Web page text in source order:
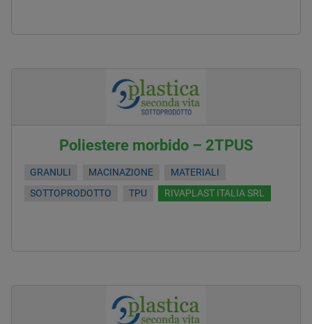
Poliestere morbido – 2TPUS
GRANULI MACINAZIONE
MATERIALI
SOTTOPRODOTTO
TPU RIVAPLAST ITALIA SRL